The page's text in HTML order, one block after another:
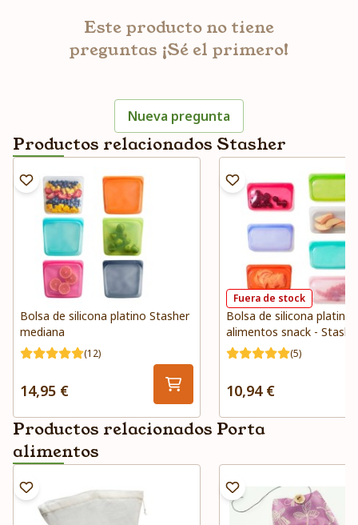
Este producto no tiene
preguntas ¡Sé el primero!
Nueva pregunta
Productos relacionados Stasher
Bolsa de silicona platino Stasher
mediana
(12)
14,95 €
Fuera de stock
Bolsa de silicona platino
alimentos snack -
(5)
10,94 €
Productos relacionados Porta
alimentos